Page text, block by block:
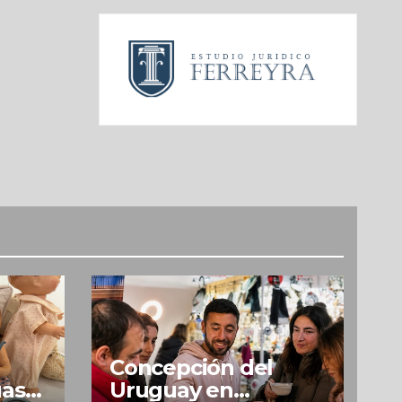
Concepción del
Uruguay en